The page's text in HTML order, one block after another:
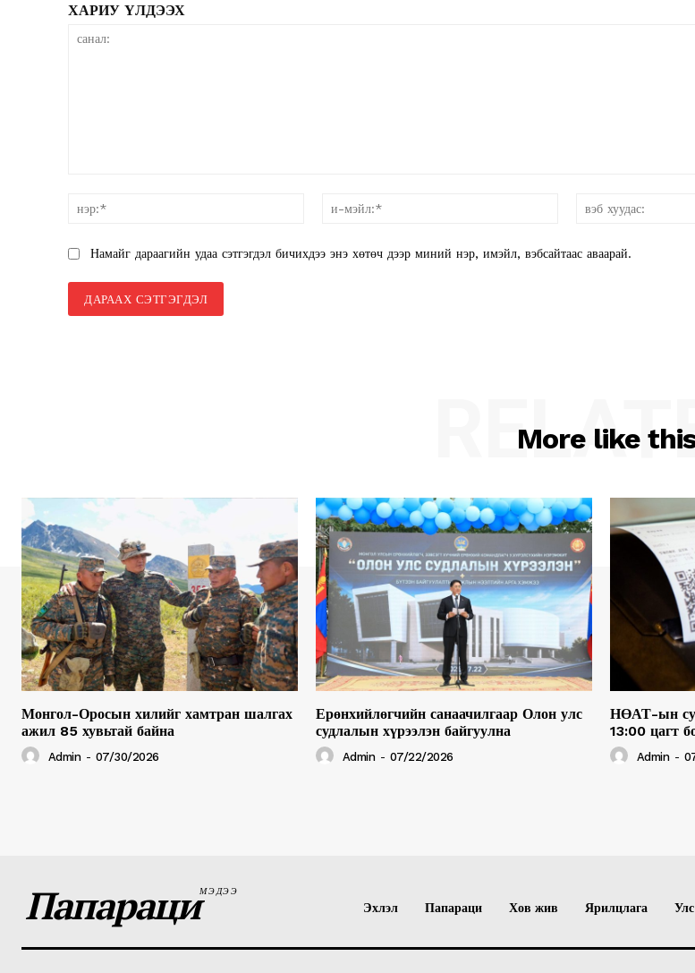
ХАРИУ ҮЛДЭЭХ
Намайг дараагийн удаа сэтгэгдэл бичихдээ энэ хөтөч дээр миний нэр, имэйл, вэбсайтаас аваарай.
More like
Монгол-Оросын хилийг хамтран шалгах
ажил 85 хувьтай байна
Admin - 07/30/2026
Ерөнхийлөгчийн санаачилгаар Олон улс
судлалын хүрээлэн байгуулна
Admin - 07/22/2026
НӨАТ-ын
13:00 цагт
Admin -
ПапарациМЭДЭЭ
Эхлэл Папараци Хов жив Ярилцлага